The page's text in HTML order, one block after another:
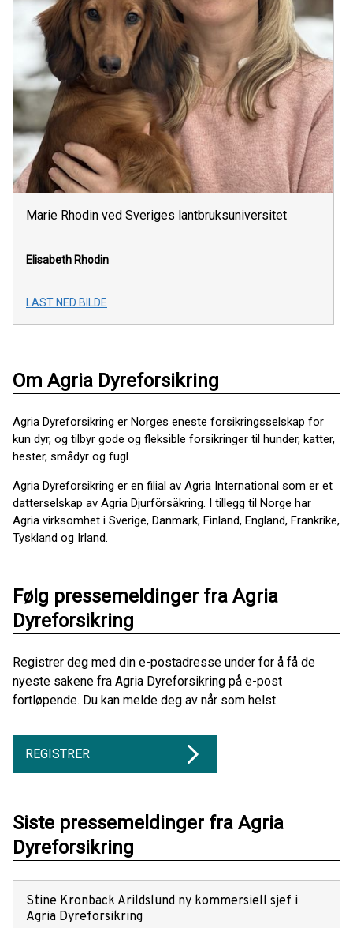
Marie Rhodin ved Sveriges lantbruksuniversitet
Elisabeth Rhodin
LAST NED BILDE
Om Agria Dyreforsikring
Agria Dyreforsikring er Norges eneste forsikringsselskap for
kun dyr, og tilbyr gode og fleksible forsikringer til hunder, katter,
hester, smådyr og fugl.
Agria Dyreforsikring er en filial av Agria International som er et
datterselskap av Agria Djurförsäkring. I tillegg til Norge har
Agria virksomhet i Sverige, Danmark, Finland, England, Frankrike,
Tyskland og Irland.
Følg pressemeldinger fra Agria
Dyreforsikring
Registrer deg med din e-postadresse under for å få de
nyeste sakene fra Agria Dyreforsikring på e-post
fortløpende. Du kan melde deg av når som helst.
REGISTRER
Siste pressemeldinger fra Agria
Dyreforsikring
Stine Kronback Arildslund ny kommersiell sjef i
Agria Dyreforsikring